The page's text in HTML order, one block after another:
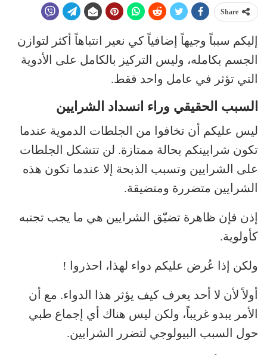
Share
إليكم سبباً وجيهاً إضافياً كي نعير انتباهاً أكثر لتوازن
الجسم بكامله، وليس التركيز بالكامل على الأدوية
التي تؤثر في عامل واحد فقط.
السبب الحقيقي وراء انسداد الشرايين
ليس عليكم أن تخافوا من الجلطات الدموية عندما
تكون شرايينكم بحالة ممتازة. لن تتشكل الجلطات
على الشرايين وتسبب الذبحة إلا عندما تكون هذه
الشرايين متضررة ومتضيقة.
إذن فإن ظاهرة تضيّق الشرايين هي ما يجب تجنبه
كأولوية.
ولكن إذا عُرض عليكم دواء لهذا، احذروا !
أولاً لأن لا أحد يعرف كيف يؤثر هذا الدواء. مع أن
الأمر يبدو غريباً، ولكن ليس هناك أي إجماع طبي
حول السبب البيولوجي لتضرر الشرايين.